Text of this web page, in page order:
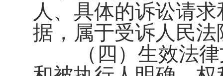
人、具体的诉讼请
据，属于受诉人民
（四）生效法